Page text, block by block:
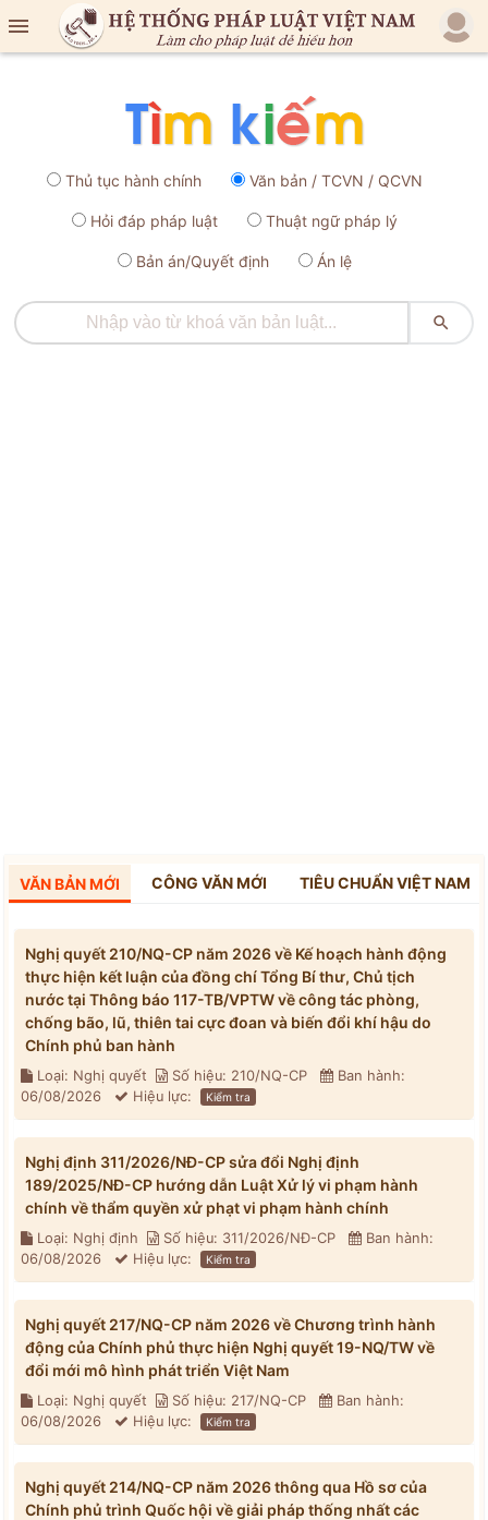

Thủ tục hành chính Văn bản / TCVN / QCVN
Hỏi đáp pháp luật Thuật ngữ pháp lý
Bản án/Quyết định Án lệ

VĂN BẢN MỚI CÔNG VĂN MỚI TIÊU CHUẨN VIỆT NAM
Nghị quyết 210/NQ-CP năm 2026 về Kế hoạch hành động
thực hiện kết luận của đồng chí Tổng Bí thư, Chủ tịch
nước tại Thông báo 117-TB/VPTW về công tác phòng,
chống bão, lũ, thiên tai cực đoan và biến đổi khí hậu do
Chính phủ ban hành
Loại: Nghị quyết Số hiệu: 210/NQ-CP
Ban hành:
06/08/2026
Hiệu lực: Kiểm tra
Nghị định 311/2026/NĐ-CP sửa đổi Nghị định
189/2025/NĐ-CP hướng dẫn Luật Xử lý vi phạm hành
chính về thẩm quyền xử phạt vi phạm hành chính
Loại: Nghị định Số hiệu: 311/2026/NĐ-CP
Ban hành:
06/08/2026
Hiệu lực: Kiểm tra
Nghị quyết 217/NQ-CP năm 2026 về Chương trình hành
động của Chính phủ thực hiện Nghị quyết 19-NQ/TW về
đổi mới mô hình phát triển Việt Nam
Loại: Nghị quyết Số hiệu: 217/NQ-CP
Ban hành:
06/08/2026
Hiệu lực: Kiểm tra
Nghị quyết 214/NQ-CP năm 2026 thông qua Hồ sơ của
Chính phủ trình Quốc hội về giải pháp thống nhất các